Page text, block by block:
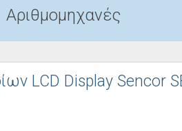
Αριθμομηχανές
LCD Display Sencor